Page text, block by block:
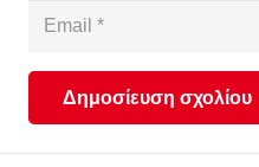
Δημοσίευση σχολίου